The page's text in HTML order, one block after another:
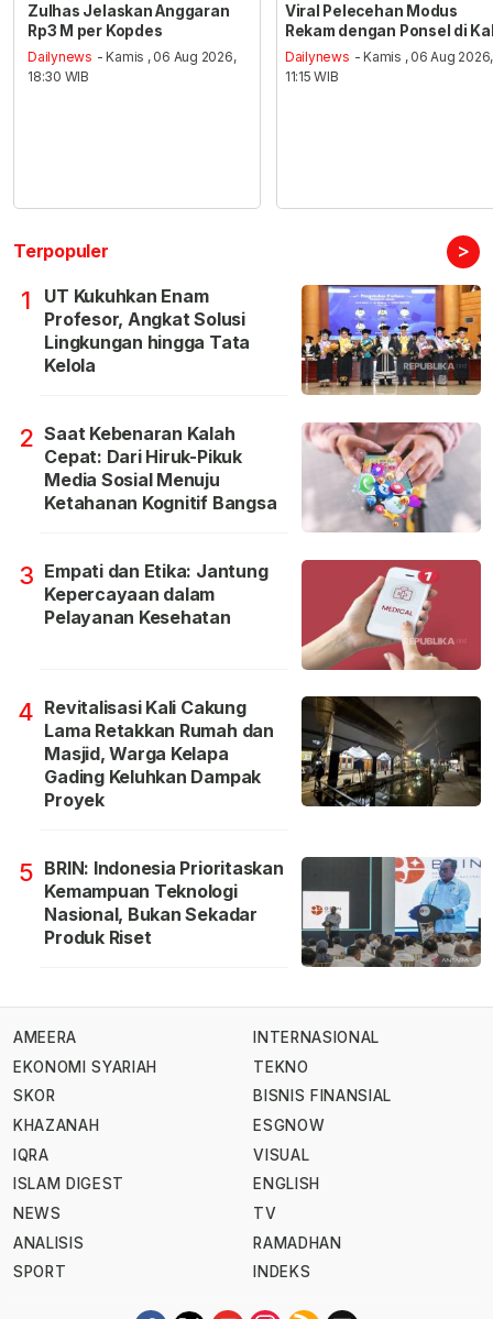
Zulhas Jelaskan Anggaran
Rp3 M per Kopdes
Dailynews - Kamis , 06 Aug 2026,
18:30 WIB
Viral Pelecehan Modus
Rekam dengan Ponsel di
Dailynews - Kamis , 06 Aug 2026,
11:15 WIB
Terpopuler >
1
UT Kukuhkan Enam
Profesor, Angkat Solusi
Lingkungan hingga Tata
Kelola
2 Saat Kebenaran Kalah
Cepat: Dari Hiruk-Pikuk
Media Sosial Menuju
Ketahanan Kognitif Bangsa
3 Empati dan Etika: Jantung
Kepercayaan dalam
Pelayanan Kesehatan
4 Revitalisasi Kali Cakung
Lama Retakkan Rumah dan
Masjid, Warga Kelapa
Gading Keluhkan Dampak
Proyek
5 BRIN: Indonesia Prioritaskan
Kemampuan Teknologi
Nasional, Bukan Sekadar
Produk Riset
AMEERA
EKONOMI SYARIAH
SKOR
KHAZANAH
IQRA
ISLAM DIGEST
NEWS
ANALISIS
SPORT
INTERNASIONAL
TEKNO
BISNIS FINANSIAL
ESGNOW
VISUAL
ENGLISH
TV
RAMADHAN
INDEKS